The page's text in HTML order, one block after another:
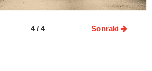
4/ 4 Sonraki